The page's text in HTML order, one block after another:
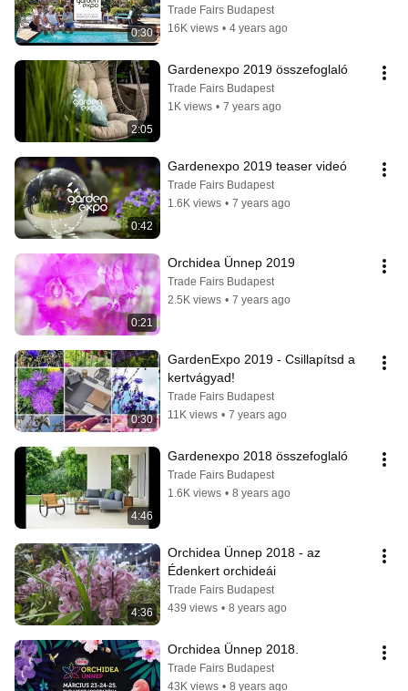
0:30
Trade Fairs Budapest
16K views • 4 years ago
2:05
Gardenexpo 2019 összefoglaló
Trade Fairs Budapest
1K views • 7 years ago
0:42
Gardenexpo 2019 teaser videó
Trade Fairs Budapest
1.6K views • 7 years ago
0:21
Orchidea Ünnep 2019
Trade Fairs Budapest
2.5K views • 7 years ago
0:30
GardenExpo 2019 - Csillapítsd a
kertvágyad!
Trade Fairs Budapest
11K views • 7 years ago
4:46
Gardenexpo 2018 összefoglaló
Trade Fairs Budapest
1.6K views • 8 years ago
4:36
Orchidea Ünnep 2018 - az
Édenkert orchideái
Trade Fairs Budapest
439 views • 8 years ago
Orchidea Ünnep 2018.
Trade Fairs Budapest
43K views • 8 years ago